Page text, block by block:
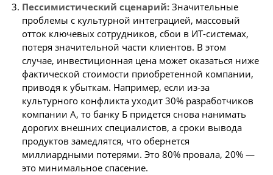
Пессимистический сценарий: Значительные
проблемы с культурной интеграцией, массовый
отток ключевых сотрудников, сбои в ИТ-системах,
потеря значительной части клиентов. В этом
случае, инвестиционная цена может оказаться ниже
фактической стоимости приобретенной компании,
приводя к убыткам. Например, если из-за
культурного конфликта уходит 30% разработчиков
компании А, то банку Б придется снова нанимать
дорогих внешних специалистов, а сроки вывода
продуктов замедлятся, что обернется
миллиардными потерями. Это 80% провала, 20% —
это минимальное спасение.